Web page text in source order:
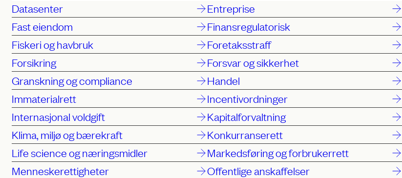
Datasenter
Entreprise
Fast eiendom
Finansregulatorisk
Fiskeri og havbruk
Foretaksstraff
Forsikring
Forsvar og sikkerhet
Granskning og compliance
Handel
Immaterialrett
Incentivordninger
Internasjonal voldgift
Kapitalforvaltning
Klima, miljø og bærekraft
Konkurranserett
Life science og næringsmidler
Markedsføring og forbrukerrett
Menneskerettigheter
Offentlige anskaffelser